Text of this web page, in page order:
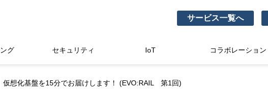
サービス一覧へ
グ セキュリティ IoT コラボレーション
仮想化基盤を15分でお届けします！ (EVO:RAIL 第1回)